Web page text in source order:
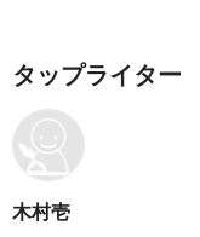
タップライター
木村壱